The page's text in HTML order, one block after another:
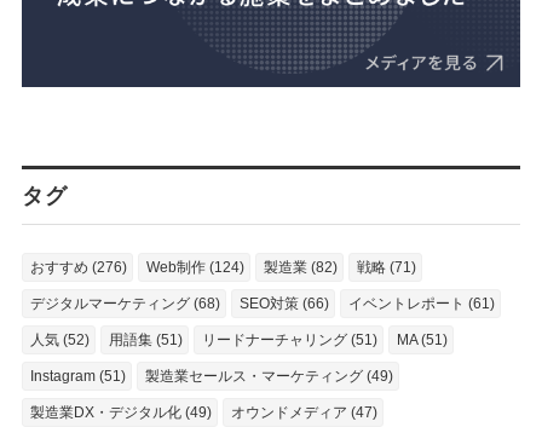
タグ
おすすめ (276) Web制作 (124) 製造業 (82) 戦略 (71)
デジタルマーケティング (68) SEO対策 (66) イベントレポート (61)
人気 (52) 用語集 (51) リードナーチャリング (51) MA (51)
Instagram (51) 製造業セールス・マーケティング (49)
製造業DX・デジタル化 (49) オウンドメディア (47)